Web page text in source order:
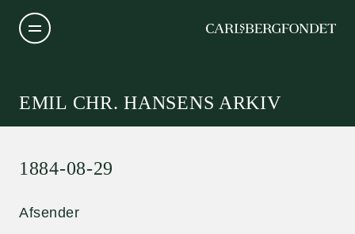
EMIL CHR. HANSENS ARKIV
1884-08-29
Afsender